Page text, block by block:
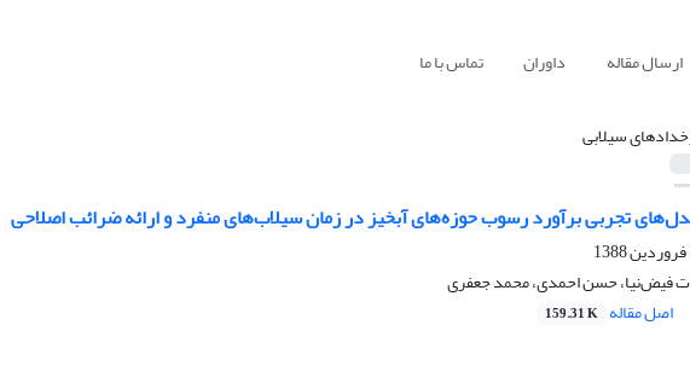
ارسال مقاله داوران تماس با ما
سیلابی
مدل‌های تجربی برآورد رسوب حوزه‌های آبخیز در زمان سیلاب‌های منفرد و ارائه ضرائب اصلاحی
فیض‌نیا، حسن احمدی، محمد جعفری
اصل مقاله 159.31 K